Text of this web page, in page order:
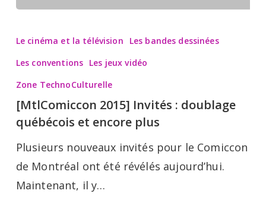
2015]
Invités
québécois
et
encore
plus
Le cinéma et la télévision
Les bandes dessinées
Les conventions Les jeux vidéo
Zone TechnoCulturelle
[MtlComiccon 2015] Invités : doublage
québécois et encore plus
Plusieurs nouveaux invités pour le Comiccon
de Montréal ont été révélés aujourd’hui.
Maintenant, il y…